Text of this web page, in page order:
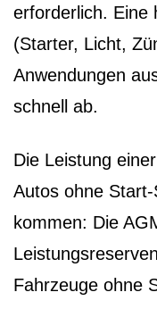
erforderlich. Eine
(Starter, Licht,
Anwendungen
schnell ab.
Die Leistung
Autos ohne
kommen: Die
Fahrzeuge ohne